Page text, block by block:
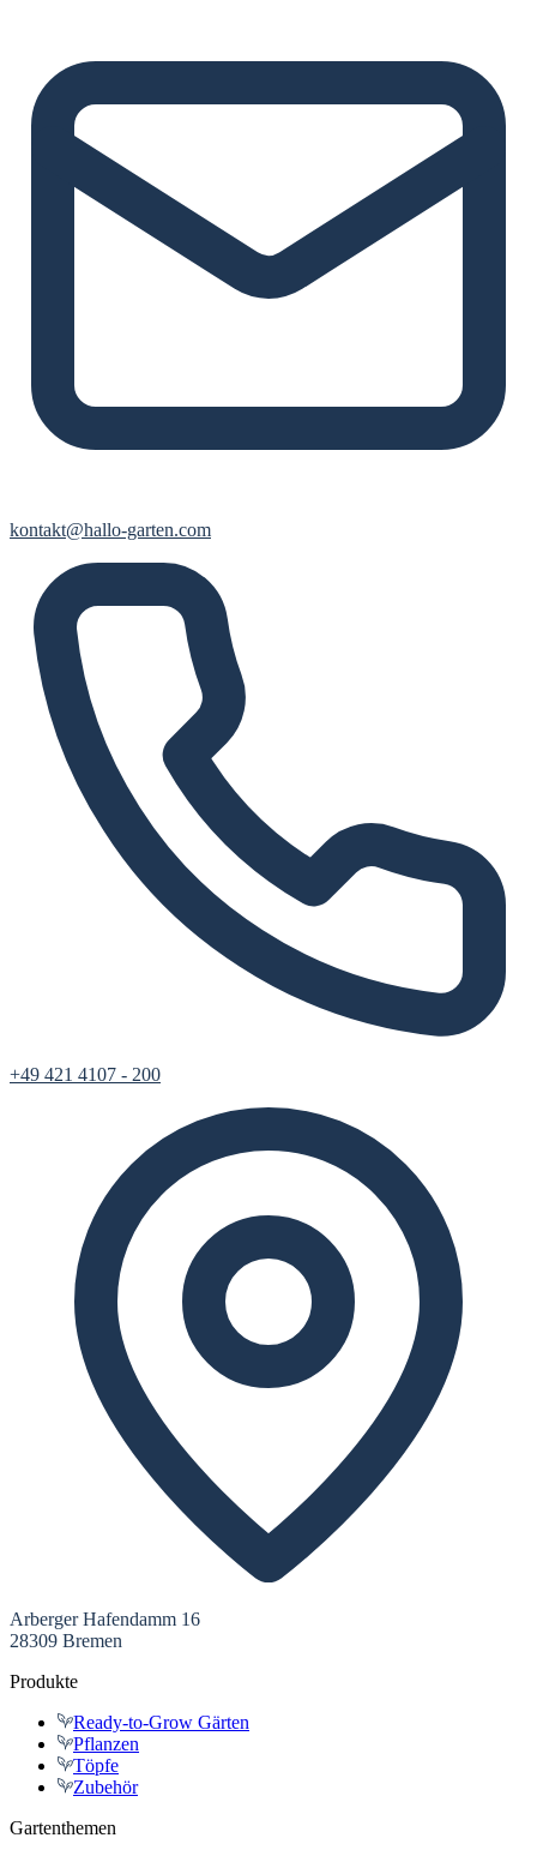
kontakt@hallo-garten.com
+49 421 4107 - 200
Arberger Hafendamm 16
28309 Bremen
Produkte
Ready-to-Grow Gärten
Pflanzen
Töpfe
Zubehör
Gartenthemen